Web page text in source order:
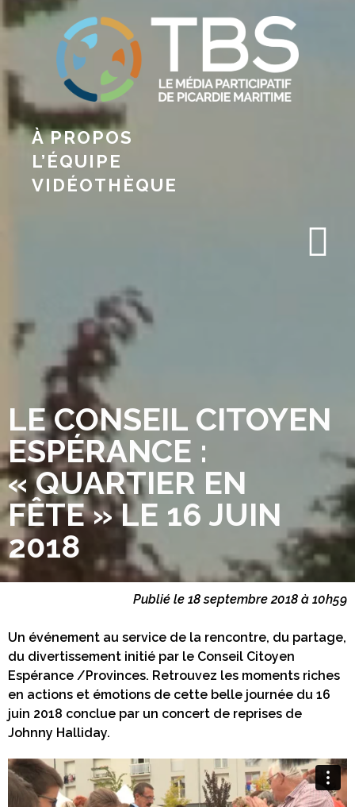
À PROPOS
L’ÉQUIPE
VIDÉOTHÈQUE
LE CONSEIL CITOYEN
ESPÉRANCE :
« QUARTIER EN
FÊTE » LE 16 JUIN
2018
Publié le 18 septembre 2018 à 10h59
Un événement au service de la rencontre, du partage,
du divertissement initié par le Conseil Citoyen
Espérance /Provinces. Retrouvez les moments riches
en actions et émotions de cette belle journée du 16
juin 2018 conclue par un concert de reprises de
Johnny Halliday.